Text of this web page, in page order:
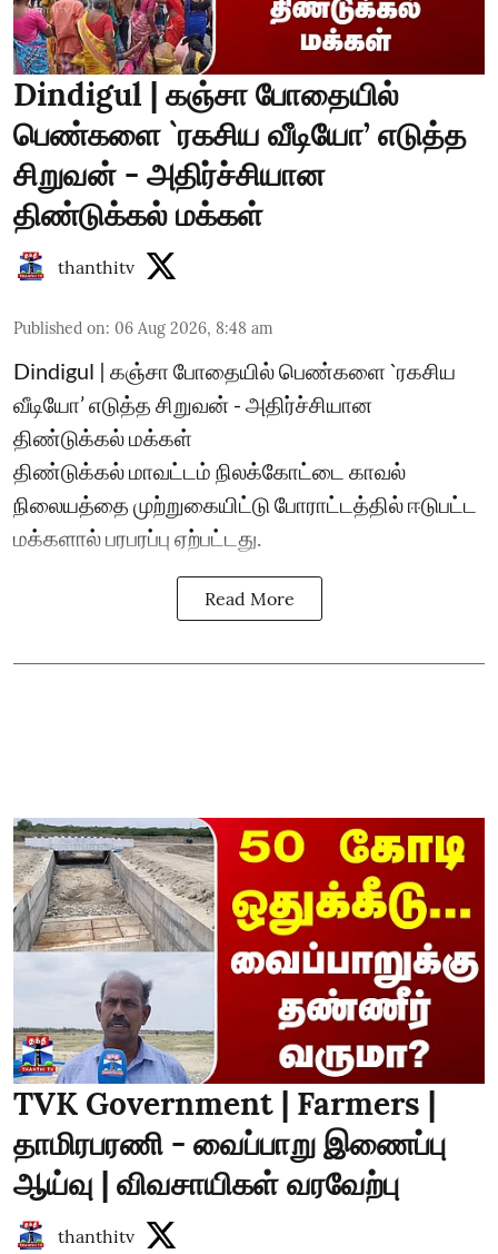
Dindigul | கஞ்சா போதையில்
பெண்களை `ரகசிய வீடியோ’ எடுத்த
சிறுவன் - அதிர்ச்சியான
திண்டுக்கல் மக்கள்
thanthitv
Published on: 06 Aug 2026, 8:48 am
Dindigul | கஞ்சா போதையில் பெண்களை `ரகசிய
வீடியோ’ எடுத்த சிறுவன் - அதிர்ச்சியான
திண்டுக்கல் மக்கள்
திண்டுக்கல் மாவட்டம் நிலக்கோட்டை காவல்
நிலையத்தை முற்றுகையிட்டு போராட்டத்தில் ஈடுபட்ட
மக்களால் பரபரப்பு ஏற்பட்டது.
Read More
TVK Government | Farmers |
தாமிரபரணி - வைப்பாறு இணைப்பு
ஆய்வு | விவசாயிகள் வரவேற்பு
thanthitv